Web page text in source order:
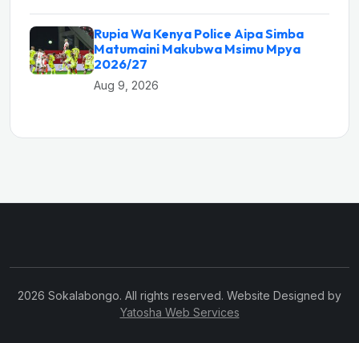
Rupia Wa Kenya Police Aipa Simba
Matumaini Makubwa Msimu Mpya
2026/27
Aug 9, 2026
2026 Sokalabongo. All rights reserved. Website Designed by
Yatosha Web Services